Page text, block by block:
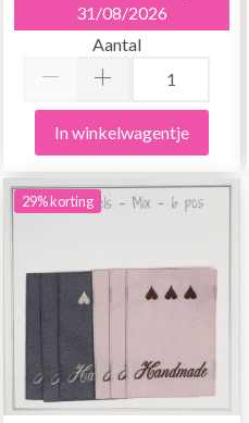
31/08/2026
Aantal
In winkelwagentje
29% korting